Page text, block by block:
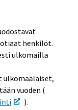
henkilöt.
ulkomailla
ulkomaalaiset,
vuoden (
).